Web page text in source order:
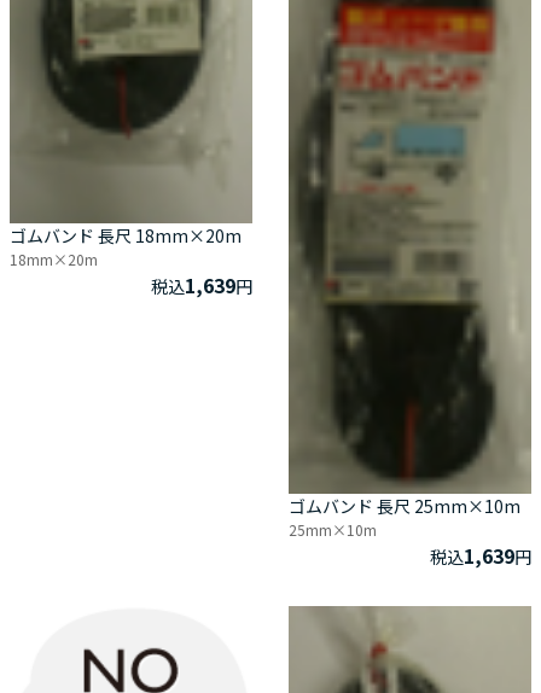
ゴムバンド 長尺 18mm×20m
18mm×20m
税込1,639円
ゴムバンド 長尺 25mm×10m
25mm×10m
税込1,639円